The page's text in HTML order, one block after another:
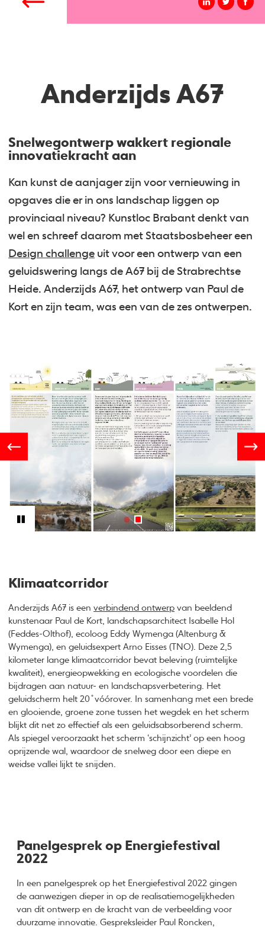
Anderzijds A67
Snelwegontwerp wakkert regionale
innovatiekracht aan
Kan kunst de aanjager zijn voor vernieuwing in
opgaves die er in ons landschap liggen op
provinciaal niveau? Kunstloc Brabant denkt van
wel en schreef daarom met Staatsbosbeheer een
Design challenge uit voor een ontwerp van een
geluidswering langs de A67 bij de Strabrechtse
Heide. Anderzijds A67, het ontwerp van Paul de
Kort en zijn team, was een van de zes ontwerpen.
Klimaatcorridor
Anderzijds A67 is eenverbindend ontwerp van beeldend
kunstenaar Paul de Kort, landschapsarchitect Isabelle Hol
(Feddes-Olthof), ecoloog Eddy Wymenga (Altenburg &
Wymenga), en geluidsexpert Arno Eisses (TNO). Deze 2,5
kilometer lange klimaatcorridor bevat beleving (ruimtelijke
kwaliteit), energieopwekking en ecologische voordelen die
bijdragen aan natuur- en landschapsverbetering. Het
geluidscherm helt 20 ̊ vóórover. In samenhang met een brede
en glooiende, groene zone tussen het wegdek en het scherm
blijkt dit net zo effectief als een geluidsabsorberend scherm.
Als spiegel veroorzaakt het scherm ‘schijnzicht’ op een hoog
oprijzende wal, waardoor de snelweg door een diepe en
weidse vallei lijkt te snijden.
Panelgesprek op Energiefestival
2022
In een panelgesprek op het Energiefestival 2022 gingen
de aanwezigen dieper in op de realisatiemogelijkheden
van dit ontwerp en de kracht van de verbeelding voor
duurzame innovatie. Gespreksleider Paul Roncken,